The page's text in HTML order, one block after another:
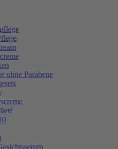
ohne Parabene